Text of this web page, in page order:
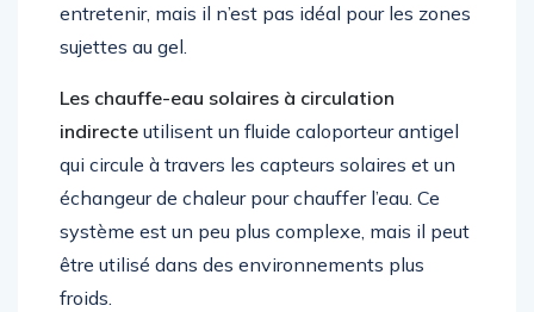
entretenir, mais il n’est pas idéal pour les zones
sujettes au gel.
Les chauffe-eau solaires à circulation
indirecte utilisent un fluide caloporteur antigel
qui circule à travers les capteurs solaires et un
échangeur de chaleur pour chauffer l’eau. Ce
système est un peu plus complexe, mais il peut
être utilisé dans des environnements plus
froids.